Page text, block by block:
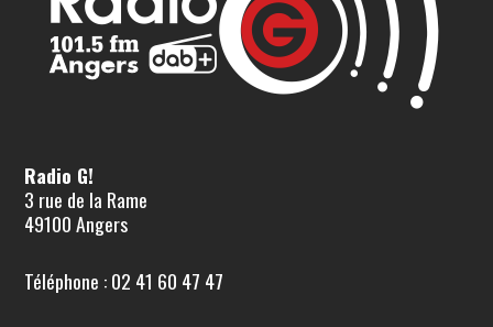
Radio G!
3 rue de la Rame
49100 Angers
Téléphone : 02 41 60 47 47